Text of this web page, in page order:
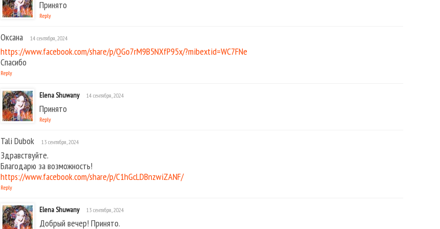
Принято
Reply
Оксана 14 сентября, 2024
https://www.facebook.com/share/p/QGo7rM9B5NXfP95x/?mibextid=WC7FNe
Спасибо
Reply
Elena Shuwany 14 сентября, 2024
Принято
Reply
Tali Dubok 13 сентября, 2024
Здравствуйте.
Благодарю за возможность!
https://www.facebook.com/share/p/C1hGcLDBnzwiZANF/
Reply
Elena Shuwany 13 сентября, 2024
Добрый вечер! Принято.